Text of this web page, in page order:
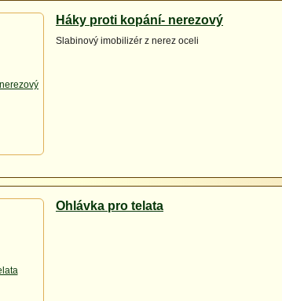
Háky proti kopání- nerezový
Slabinový imobilizér z nerez oceli
Ohlávka pro telata